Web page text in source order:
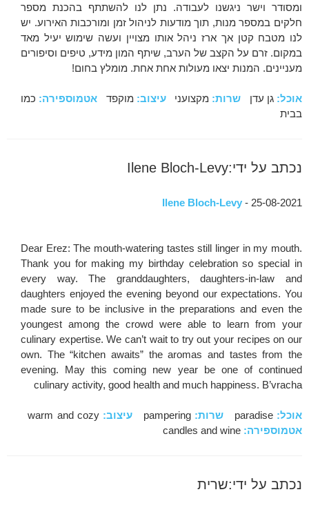
ומסודר וישר ניגשנו לעבודה. נתן לנו להשתתף בהכנת מספר
חלקים במספר מנות, תוך מודעות לניהול זמן ומורכבות האירוע. יש
לנו מטבח קטן אך ארז ניהל אותו מצויין ועשה שימוש יעיל מאד
במקום. זרם על הקצב של הערב, שיתף המון מידע, טיפים וסיפורים
מעניינים. המנות יצאו מעולות אחת אחת. מומלץ בחום!
אוכל: גן עדן שרות: מקצועניעיצוב: מוקפד אטמוספירה: כמו
בבית
נכתב על ידי:Ilene Bloch-Levy
Ilene Bloch-Levy - 25-08-2021
Dear Erez: The mouth-watering tastes still linger in my mouth.
Thank you for making my birthday celebration so special in
every way. The granddaughters, daughters-in-law and
daughters enjoyed the evening beyond our expectations. You
made sure to be inclusive in the preparations and even the
youngest among the crowd were able to learn from your
culinary expertise. We can’t wait to try out your recipes on our
own. The “kitchen awaits” the aromas and tastes from the
evening. May this coming new year be one of continued
culinary activity, good health and much happiness. B’vracha
אוכל: paradise שרות: pampering עיצוב: warm and cozy
אטמוספירה:
נכתב על ידי:שרית